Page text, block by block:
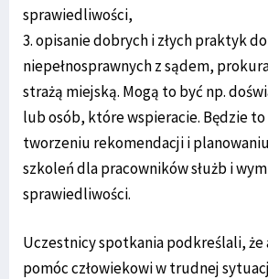
sprawiedliwości,
3. opisanie dobrych i złych praktyk
niepełnosprawnych z sądem,
strażą miejską. Mogą to być np.
lub osób, które wspieracie. Będzie
tworzeniu rekomendacji i
szkoleń dla pracowników służb i
sprawiedliwości.
Uczestnicy spotkania podkreślali,
pomóc człowiekowi w trudnej